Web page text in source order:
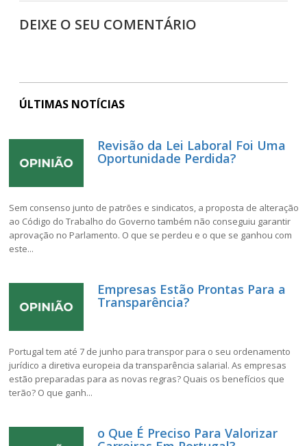
DEIXE O SEU COMENTÁRIO
ÚLTIMAS NOTÍCIAS
Revisão da Lei Laboral Foi Uma
Oportunidade Perdida?
Sem consenso junto de patrões e sindicatos, a proposta de alteração
ao Código do Trabalho do Governo também não conseguiu garantir
aprovação no Parlamento. O que se perdeu e o que se ganhou com
este...
Empresas Estão Prontas Para a
Transparência?
Portugal tem até 7 de junho para transpor para o seu ordenamento
jurídico a diretiva europeia da transparência salarial. As empresas
estão preparadas para as novas regras? Quais os benefícios que
terão? O que ganh...
o Que É Preciso Para Valorizar